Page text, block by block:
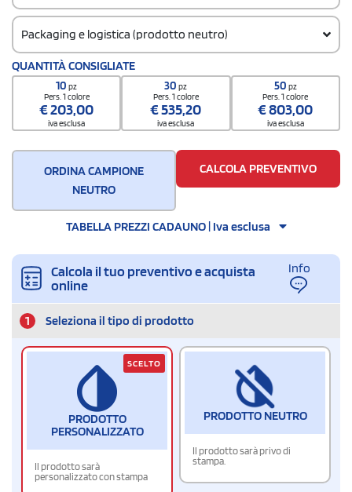
Packaging e logistica (prodotto neutro)
Codice doganale
6404 1990
Quantità per scatola
QUANTITÀ CONSIGLIATE
10pz
Pers. 1 colore
€203,00
iva esclusa
30pz
Pers. 1 colore
€535,20
iva esclusa
50 pz
Pers. 1 colore
€803,00
iva esclusa
ORDINA CAMPIONE
NEUTRO
CALCOLA PREVENTIVO
TABELLA PREZZI CADAUNO | Iva esclusa
Calcola il tuo preventivo e acquista
online
Info
1 Seleziona il tipo di prodotto
PRODOTTO
PERSONALIZZATO
Il prodotto sarà
personalizzato con stampa
SCELTO
PRODOTTO NEUTRO
Il prodotto sarà privo di
stampa.